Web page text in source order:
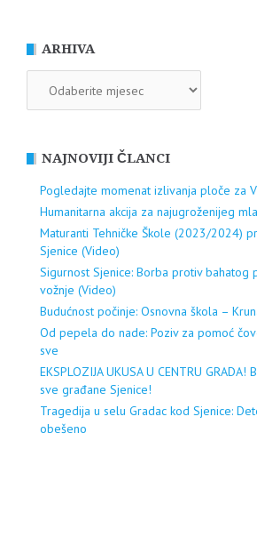
ARHIVA
NAJNOVIJI ČLANCI
Pogledajte momenat izlivanja ploče za
Humanitarna akcija za najugroženijeg
Maturanti Tehničke Škole (2023/2024)
Sjenice (Video)
Sigurnost Sjenice: Borba protiv bahatog
vožnje (Video)
Budućnost počinje: Osnovna škola –
Od pepela do nade: Poziv za pomoć
sve
EKSPLOZIJA UKUSA U CENTRU
sve građane Sjenice!
Tragedija u selu Gradac kod Sjenice:
obešeno